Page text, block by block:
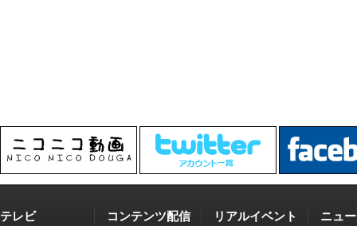
テレビ コンテンツ配信 リアルイベント ニュ